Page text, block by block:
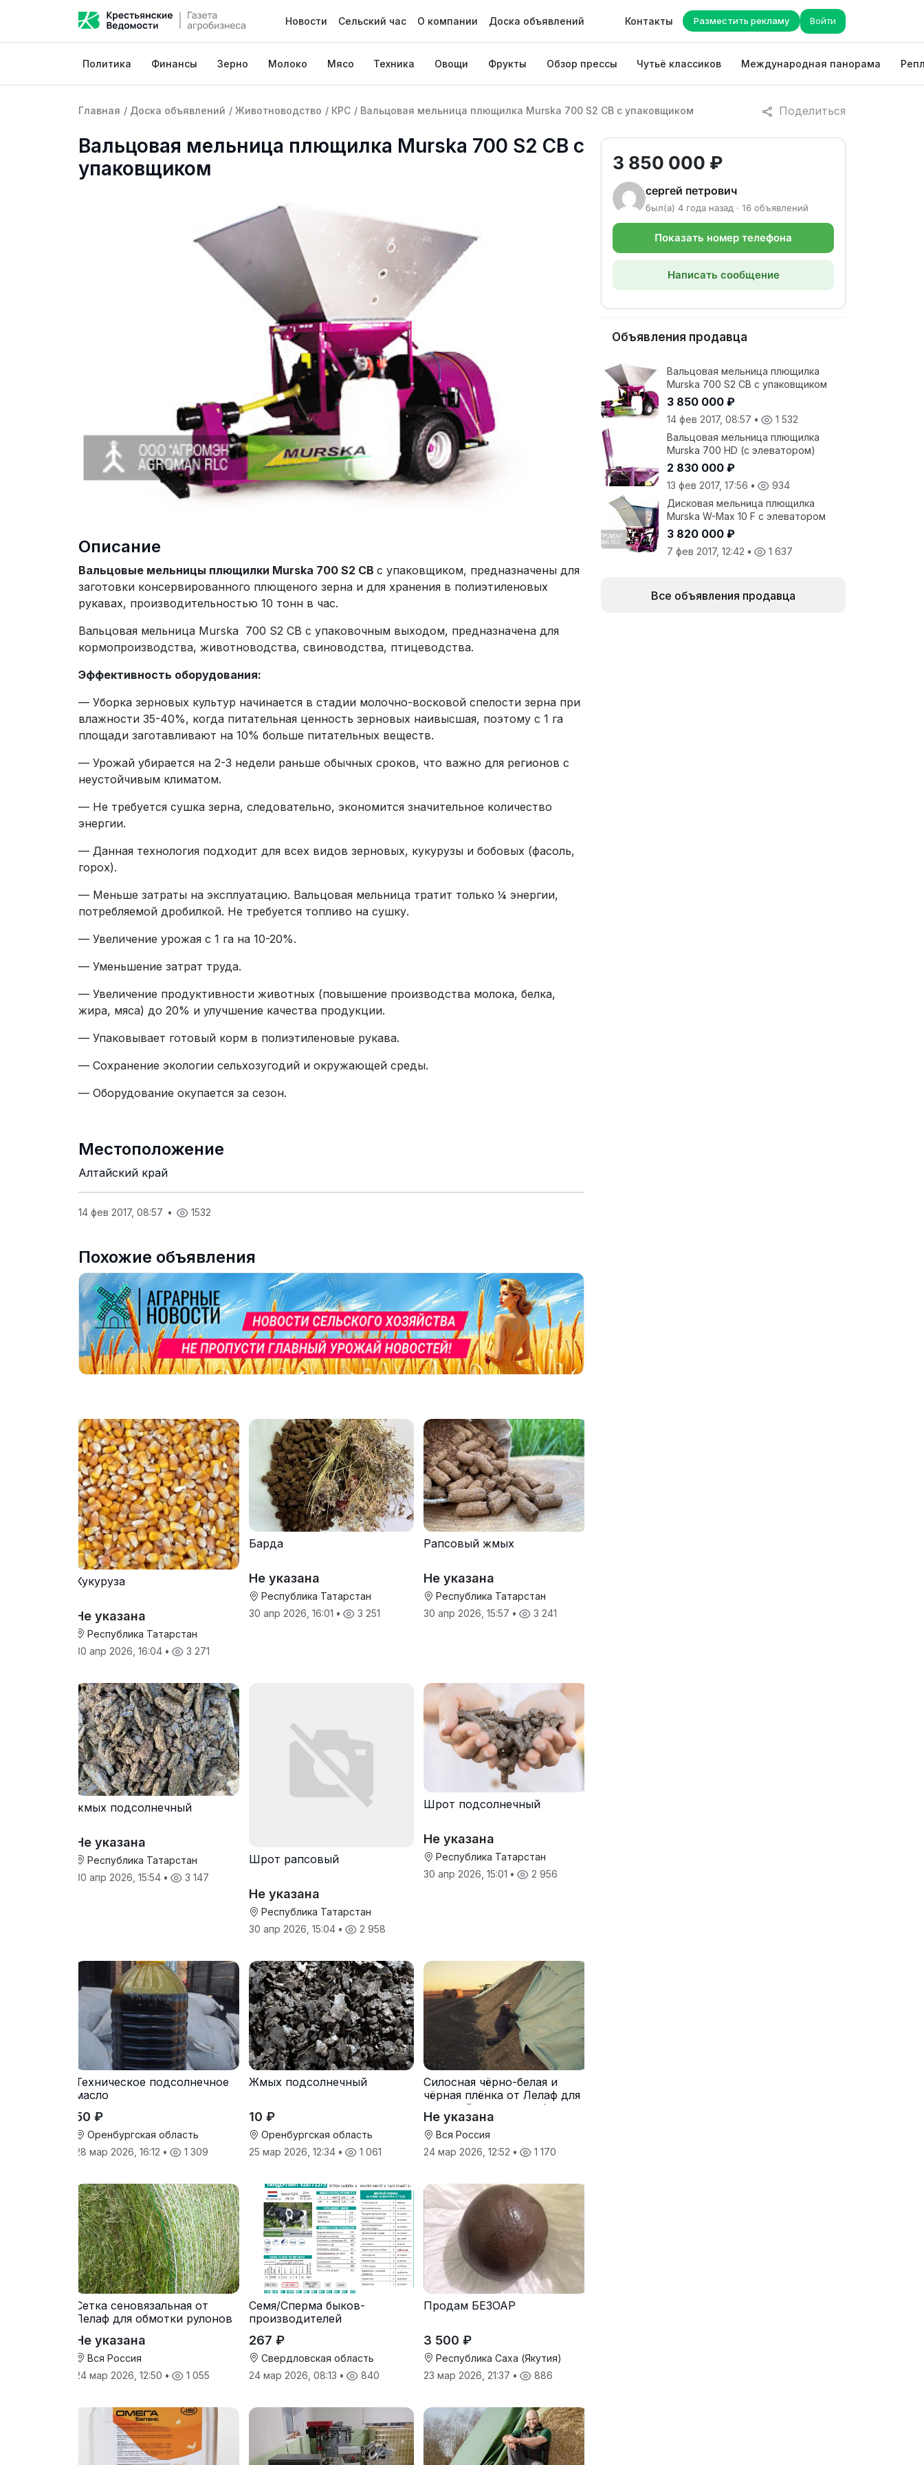
Новости Сельский час О компании Доска объявлений Контакты Разместить рекламу Войти
Политика Финансы Зерно Молоко Мясо Техника Овощи Фрукты Обзор прессы Чутьё классиков Международная панорама
Поделиться
Главная / Доска объявлений / Животноводство / КРС / Вальцовая мельница плющилка Murska 700 S2 CB с упаковщиком
Вальцовая мельница плющилка Murska 700 S2 CB с
упаковщиком
Описание
Вальцовые мельницы плющилки Murska 700 S2 CB с упаковщиком, предназначены для
заготовки консервированного плющеного зерна и для хранения в полиэтиленовых
рукавах, производительностью 10 тонн в час.
Вальцовая мельница Murska 700 S2 CB с упаковочным выходом, предназначена для
кормопроизводства, животноводства, свиноводства, птицеводства.
Эффективность оборудования:
— Уборка зерновых культур начинается в стадии молочно-восковой спелости зерна при
влажности 35-40%, когда питательная ценность зерновых наивысшая, поэтому с 1 га
площади заготавливают на 10% больше питательных веществ.
— Урожай убирается на 2-3 недели раньше обычных сроков, что важно для регионов с
неустойчивым климатом.
— Не требуется сушка зерна, следовательно, экономится значительное количество
энергии.
— Данная технология подходит для всех видов зерновых, кукурузы и бобовых (фасоль,
горох).
— Меньше затраты на эксплуатацию. Вальцовая мельница тратит только ¼ энергии,
потребляемой дробилкой. Не требуется топливо на сушку.
— Увеличение урожая с 1 га на 10-20%.
— Уменьшение затрат труда.
— Увеличение продуктивности животных (повышение производства молока, белка,
жира, мяса) до 20% и улучшение качества продукции.
— Упаковывает готовый корм в полиэтиленовые рукава.
— Сохранение экологии сельхозугодий и окружающей среды.
— Оборудование окупается за сезон.
Местоположение
Алтайский край
14 фев 2017, 08:57 • 1532
Похожие объявления
Кукуруза
Не указана
Республика Татарстан
30 апр 2026, 16:04 • 3 271
Барда
Не указана
Республика Татарстан
30 апр 2026, 16:01 • 3 251
Рапсовый жмых
Не указана
Республика Татарстан
30 апр 2026, 15:57 • 3 241
жмых подсолнечный
Не указана
Республика Татарстан
30 апр 2026, 15:54 • 3 147
Шрот рапсовый
Не указана
Республика Татарстан
30 апр 2026, 15:04 • 2 958
Шрот подсолнечный
Не указана
Республика Татарстан
30 апр 2026, 15:01 • 2 956
Техническое подсолнечное
масло
50 ₽
Оренбургская область
28 мар 2026, 16:12 • 1 309
Жмых подсолнечный
10 ₽
Оренбургская область
25 мар 2026, 12:34 • 1 061
Силосная чёрно-белая и
чёрная плёнка от Лелаф для
траншей и ям силоса/сенажа
Не указана
Вся Россия
24 мар 2026, 12:52 • 1 170
Сетка сеновязальная от
Лелаф для обмотки рулонов
Не указана
Вся Россия
24 мар 2026, 12:50 • 1 055
Семя/Сперма быков-
производителей
267 ₽
Свердловская область
24 мар 2026, 08:13 • 840
Продам БЕЗОАР
3 500 ₽
Республика Саха (Якутия)
23 мар 2026, 21:37 • 886
3 850 000 ₽
сергей петрович
был(а) 4 года назад · 16 объявлений
Показать номер телефона
Написать сообщение
Объявления продавца
Вальцовая мельница плющилка
Murska 700 S2 CB с упаковщиком
3 850 000 ₽
14 фев 2017, 08:57 •
1 532
Вальцовая мельница плющилка
Murska 700 HD (с элеватором)
2 830 000 ₽
13 фев 2017, 17:56 •
934
Дисковая мельница плющилка
Murska W-Max 10 F с элеватором
3 820 000 ₽
7 фев 2017, 12:42 • 1 637
Все объявления продавца